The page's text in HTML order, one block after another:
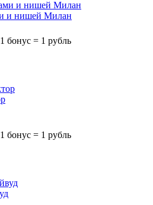
и нишей Милан
1 бонус = 1 рубль
1 бонус = 1 рубль